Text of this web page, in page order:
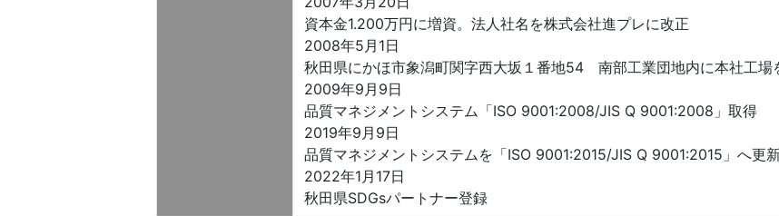
資本金1.200万円に増資。法人社名を株式会社進プレに改正
2008年5月1日
秋田県にかほ市象潟町関字西大坂１番地54 南部工業団地内に本社工場
2009年9月9日
品質マネジメントシステム「ISO 9001:2008/JIS Q 9001:2008」取得
2019年9月9日
品質マネジメントシステムを「ISO 9001:2015/JIS Q 9001:2015」へ更
2022年1月17日
秋田県SDGsパートナー登録